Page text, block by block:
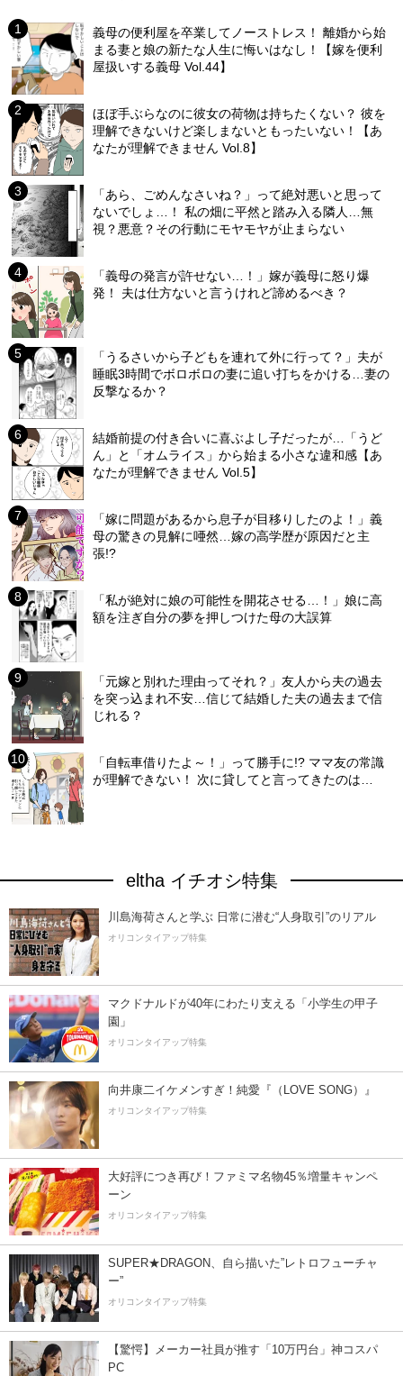
義母の便利屋を卒業してノーストレス！ 離婚から始
まる妻と娘の新たな人生に悔いはなし！【嫁を便利
屋扱いする義母 Vol.44】
ほぼ手ぶらなのに彼女の荷物は持ちたくない？ 彼を
理解できないけど楽しまないともったいない！【あ
なたが理解できません Vol.8】
「あら、ごめんなさいね？」って絶対悪いと思って
ないでしょ…！ 私の畑に平然と踏み入る隣人…無
視？悪意？その行動にモヤモヤが止まらない
「義母の発言が許せない…！」嫁が義母に怒り爆
発！ 夫は仕方ないと言うけれど諦めるべき？
「うるさいから子どもを連れて外に行って？」夫が
睡眠3時間でボロボロの妻に追い打ちをかける…妻の
反撃なるか？
結婚前提の付き合いに喜ぶよし子だったが…「うど
ん」と「オムライス」から始まる小さな違和感【あ
なたが理解できません Vol.5】
「嫁に問題があるから息子が目移りしたのよ！」義
母の驚きの見解に唖然…嫁の高学歴が原因だと主
張!?
「私が絶対に娘の可能性を開花させる…！」娘に高
額を注ぎ自分の夢を押しつけた母の大誤算
「元嫁と別れた理由ってそれ？」友人から夫の過去
を突っ込まれ不安…信じて結婚した夫の過去まで信
じれる？
「自転車借りたよ～！」って勝手に!? ママ友の常識
が理解できない！ 次に貸してと言ってきたのは…
eltha イチオシ特集
川島海荷さんと学ぶ 日常に潜む“人身取引”のリアル
オリコンタイアップ特集
マクドナルドが40年にわたり支える「小学生の甲子
園」
オリコンタイアップ特集
向井康二イケメンすぎ！純愛『（LOVE SONG）』
オリコンタイアップ特集
大好評につき再び！ファミマ名物45％増量キャンペ
ーン
オリコンタイアップ特集
SUPER★DRAGON、自ら描いた”レトロフューチャ
ー”
オリコンタイアップ特集
【驚愕】メーカー社員が推す「10万円台」神コスパ
PC